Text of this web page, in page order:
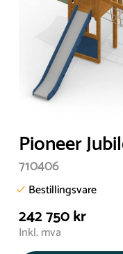
Pioneer
710406
Bestillingsvare
242 750 kr
Inkl. mva